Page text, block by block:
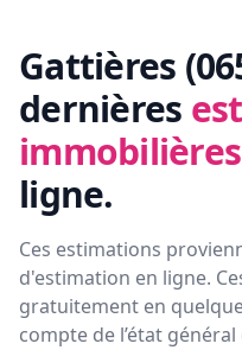
Gattières
dernières
immobilières
ligne.
Ces estimations
d'estimation en ligne.
gratuitement en
compte de l’état général